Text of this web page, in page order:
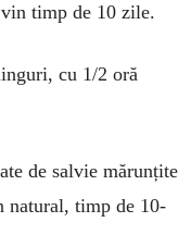
timp de 10 zile.
cu 1/2 oră
de salvie mărun­ți­te
natural, timp de 10-